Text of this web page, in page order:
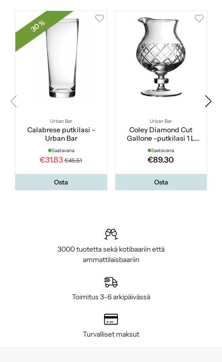
30 %
Urban Bar
Calabrese putkilasi -
Urban Bar
Saatavana
€31.83 €45.51
Osta
Urban Bar
Coley Diamond Cut
Gallone -putkilasi 1 L
Urban Bar
Saatavana
€89.30
Osta
3000 tuotetta sekä kotibaariin että
ammattilaisbaariin
Toimitus 3–6 arkipäivässä
Turvalliset maksut